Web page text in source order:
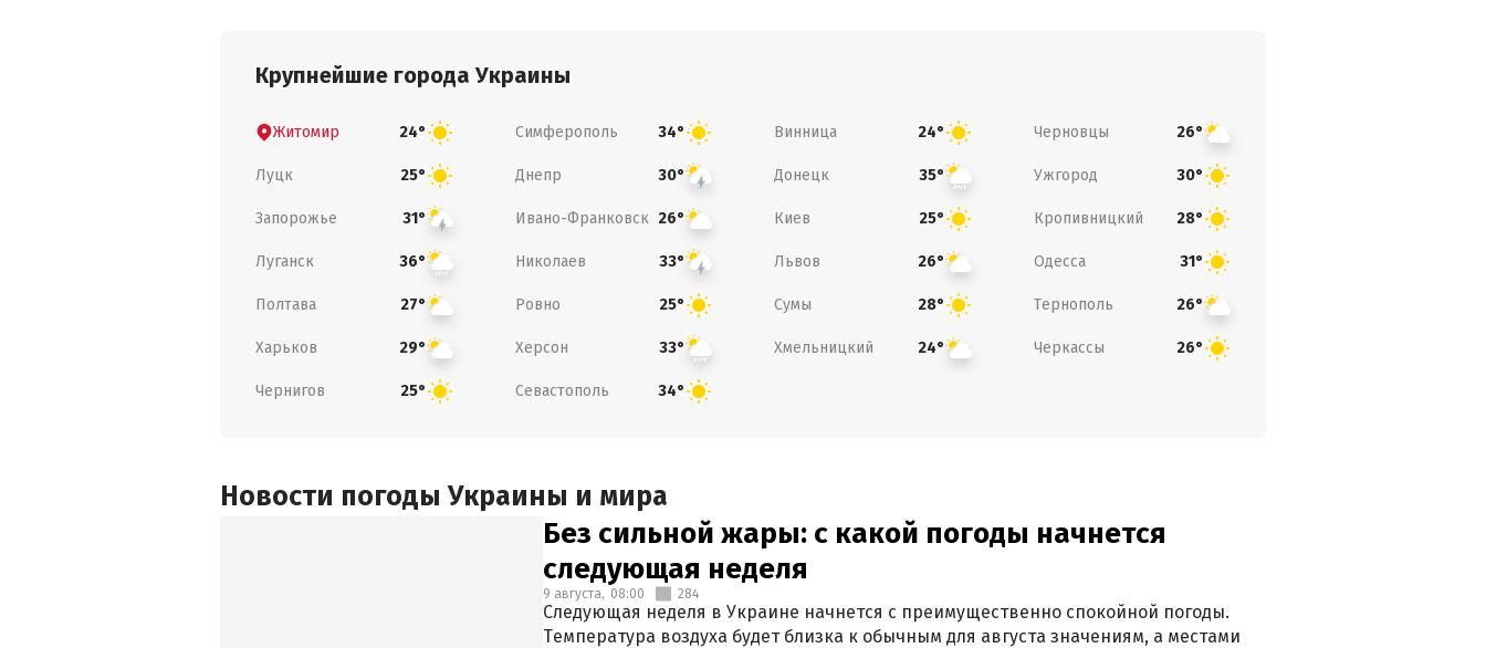
Крупнейшие города Украины
Житомир 24° Симферополь 34° Винница 24° Черновцы 26°
Луцк 25° Днепр 30° Донецк 35° Ужгород 30°
Запорожье 31° Ивано-Франковск 26° Киев 25° Кропивницкий 28°
Луганск 36° Николаев 33° Львов 26° Одесса 31°
Полтава 27° Ровно 25° Сумы 28° Тернополь 26°
Харьков 29° Херсон 33° Хмельницкий 24° Черкассы 26°
Чернигов 25° Севастополь 34°
Новости погоды Украины и мира
Без сильной жары: с какой погоды начнется
следующая неделя
9 августа, 08:00 284
Следующая неделя в Украине начнется с преимущественно спокойной погоды.
Температура воздуха будет близка к обычным для августа значениям, а местами